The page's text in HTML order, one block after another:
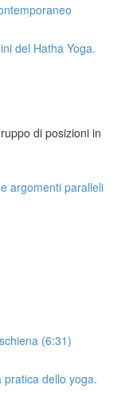
del Hatha Yoga.
di posizioni in
argomenti paralleli
(6:31)
dello yoga.